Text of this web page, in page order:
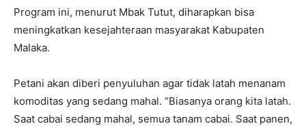
Program ini, menurut Mbak Tutut, diharapkan bisa
meningkatkan kesejahteraan masyarakat Kabupaten
Malaka.
Petani akan diberi penyuluhan agar tidak latah menanam
komoditas yang sedang mahal. “Biasanya orang kita latah.
Saat cabai sedang mahal, semua tanam cabai. Saat panen,